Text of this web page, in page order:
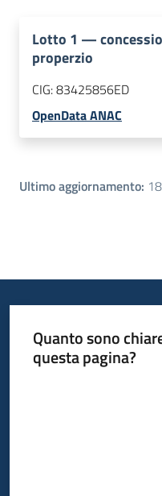
Lotto 1 —
properzio
CIG:83425856ED
OpenData ANAC
Ultimo aggiornamento:
Quanto sono
questa pagina?